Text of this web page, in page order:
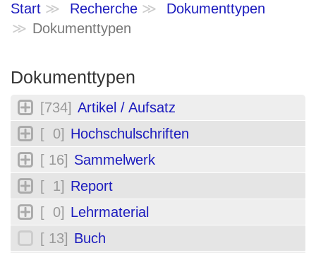
Start Recherche
Dokumenttypen
Dokumenttypen
Dokumenttypen
[734] Artikel / Aufsatz
[ 0] Hochschulschriften
[ 16] Sammelwerk
[ 1] Report
[ 0] Lehrmaterial
[ 13] Buch